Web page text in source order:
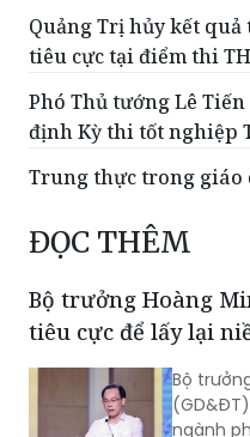
Quảng Trị hủy kết
tiêu cực tại điểm thi
Phó Thủ tướng Lê
định Kỳ thi tốt nghiệp
Trung thực trong giáo
ĐỌC THÊM
Bộ trưởng Hoàng
tiêu cực để lấy lại
Bộ
ngành